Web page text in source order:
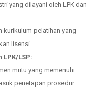
yang dilayani oleh LPK dan
kurikulum pelatihan yang
lisensi.
LSP:
mutu yang memenuhi
penetapan prosedur